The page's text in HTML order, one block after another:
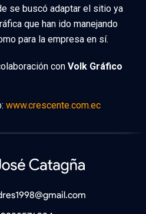
se buscó adaptar el sitio ya
que han ido manejando
para la empresa en sí.
con Volk Gráfico
www.crescente.com.ec